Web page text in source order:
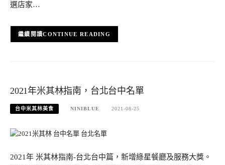
選店家…
CONTINUE READING
2021年米其林指南，台北台中名單
台中米其林美食 NINIBLUE 2021-08-25
2021年 米其林指南-台北台中篇，新增綠星餐廳及服務大獎。